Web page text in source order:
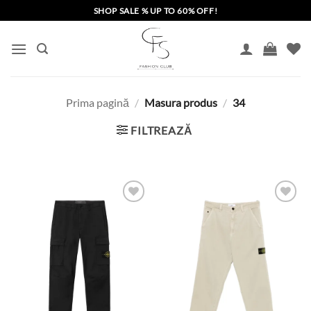
to
content
SHOP SALE % UP TO 60% OFF!
Prima pagină / Masura produs / 34
FILTREAZĂ